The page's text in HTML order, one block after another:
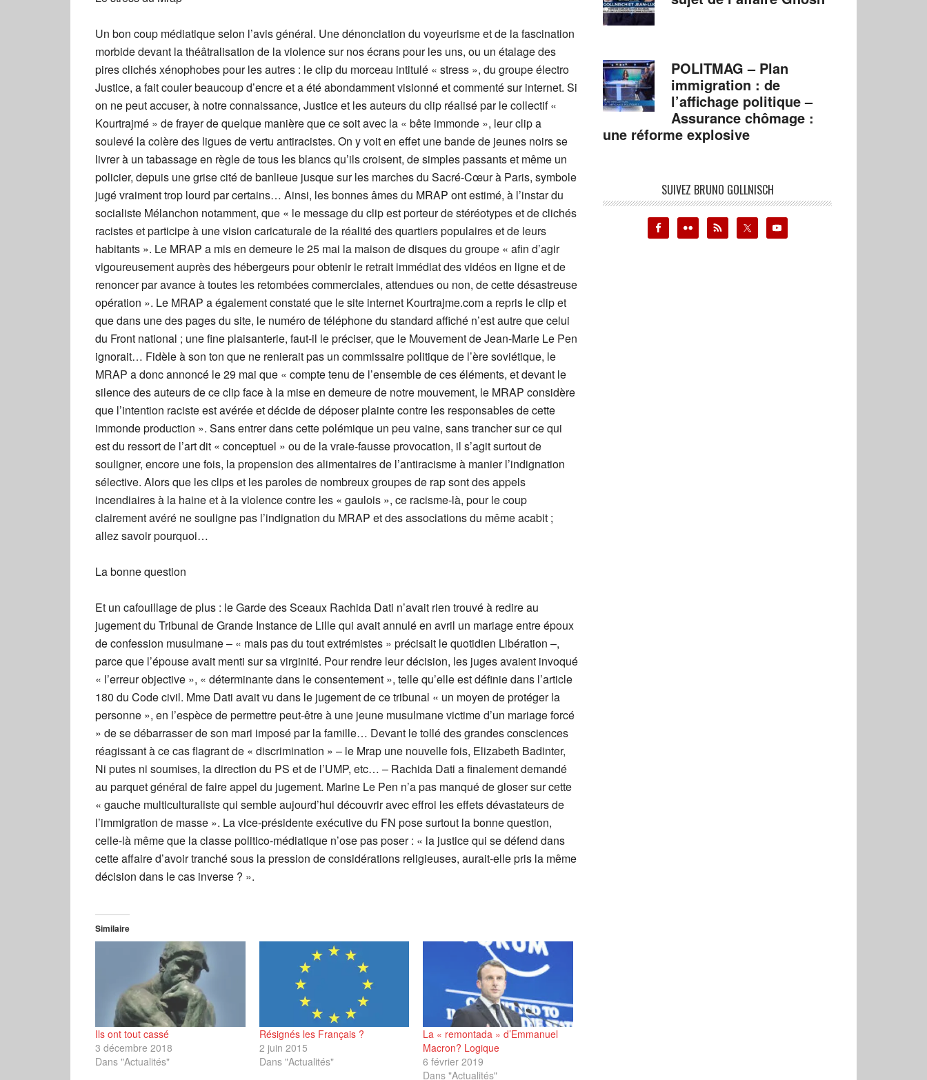
Un bon coup médiatique selon l’avis général. Une dénonciation du voyeurisme et de la fascination
morbide devant la théâtralisation de la violence sur nos écrans pour les uns, ou un étalage des
pires clichés xénophobes pour les autres : le clip du morceau intitulé « stress », du groupe électro
Justice, a fait couler beaucoup d’encre et a été abondamment visionné et commenté sur internet. Si
on ne peut accuser, à notre connaissance, Justice et les auteurs du clip réalisé par le collectif «
Kourtrajmé » de frayer de quelque manière que ce soit avec la « bête immonde », leur clip a
soulevé la colère des ligues de vertu antiracistes. On y voit en effet une bande de jeunes noirs se
livrer à un tabassage en règle de tous les blancs qu’ils croisent, de simples passants et même un
policier, depuis une grise cité de banlieue jusque sur les marches du Sacré-Cœur à Paris, symbole
jugé vraiment trop lourd par certains… Ainsi, les bonnes âmes du MRAP ont estimé, à l’instar du
socialiste Mélanchon notamment, que « le message du clip est porteur de stéréotypes et de clichés
racistes et participe à une vision caricaturale de la réalité des quartiers populaires et de leurs
habitants ». Le MRAP a mis en demeure le 25 mai la maison de disques du groupe « afin d’agir
vigoureusement auprès des hébergeurs pour obtenir le retrait immédiat des vidéos en ligne et de
renoncer par avance à toutes les retombées commerciales, attendues ou non, de cette désastreuse
opération ». Le MRAP a également constaté que le site internet Kourtrajme.com a repris le clip et
que dans une des pages du site, le numéro de téléphone du standard affiché n’est autre que celui
du Front national ; une fine plaisanterie, faut-il le préciser, que le Mouvement de Jean-Marie Le Pen
ignorait… Fidèle à son ton que ne renierait pas un commissaire politique de l’ère soviétique, le
MRAP a donc annoncé le 29 mai que « compte tenu de l’ensemble de ces éléments, et devant le
silence des auteurs de ce clip face à la mise en demeure de notre mouvement, le MRAP considère
que l’intention raciste est avérée et décide de déposer plainte contre les responsables de cette
immonde production ». Sans entrer dans cette polémique un peu vaine, sans trancher sur ce qui
est du ressort de l’art dit « conceptuel » ou de la vraie-fausse provocation, il s’agit surtout de
souligner, encore une fois, la propension des alimentaires de l’antiracisme à manier l’indignation
sélective. Alors que les clips et les paroles de nombreux groupes de rap sont des appels
incendiaires à la haine et à la violence contre les « gaulois », ce racisme-là, pour le coup
clairement avéré ne souligne pas l’indignation du MRAP et des associations du même acabit ;
allez savoir pourquoi…
La bonne question
Et un cafouillage de plus : le Garde des Sceaux Rachida Dati n’avait rien trouvé à redire au
jugement du Tribunal de Grande Instance de Lille qui avait annulé en avril un mariage entre époux
de confession musulmane – « mais pas du tout extrémistes » précisait le quotidien Libération –,
parce que l’épouse avait menti sur sa virginité. Pour rendre leur décision, les juges avaient invoqué
« l’erreur objective », « déterminante dans le consentement », telle qu’elle est définie dans l’article
180 du Code civil. Mme Dati avait vu dans le jugement de ce tribunal « un moyen de protéger la
personne », en l’espèce de permettre peut-être à une jeune musulmane victime d’un mariage forcé
» de se débarrasser de son mari imposé par la famille… Devant le tollé des grandes consciences
réagissant à ce cas flagrant de « discrimination » – le Mrap une nouvelle fois, Elizabeth Badinter,
Ni putes ni soumises, la direction du PS et de l’UMP, etc… – Rachida Dati a finalement demandé
au parquet général de faire appel du jugement. Marine Le Pen n’a pas manqué de gloser sur cette
« gauche multiculturaliste qui semble aujourd’hui découvrir avec effroi les effets dévastateurs de
l’immigration de masse ». La vice-présidente exécutive du FN pose surtout la bonne question,
celle-là même que la classe politico-médiatique n’ose pas poser : « la justice qui se défend dans
cette affaire d’avoir tranché sous la pression de considérations religieuses, aurait-elle pris la même
décision dans le cas inverse ? ».
Similaire
Ils ont tout cassé
3 décembre 2018
Dans "Actualités"
Résignés les Français ?
2 juin 2015
Dans "Actualités"
La « remontada » d’Emmanuel
Macron? Logique
6 février 2019
Dans "Actualités"
POLITMAG – Plan
immigration : de
l’affichage politique –
Assurance chômage :
une réforme explosive
SUIVEZ BRUNO GOLLNISCH